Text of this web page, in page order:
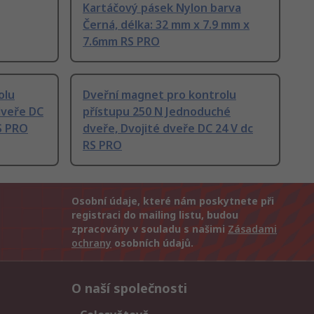
Kartáčový pásek Nylon barva
Černá, délka: 32 mm x 7.9 mm x
7.6mm RS PRO
DC
PRO
Dveřní magnet pro kontrolu
přístupu 250 N Jednoduché
dveře, Dvojité dveře DC 24 V dc
RS PRO
Osobní údaje, které nám poskytnete při
registraci do mailing listu, budou
zpracovány v souladu s našimi Zásadami
ochrany osobních údajů.
O naší společnosti